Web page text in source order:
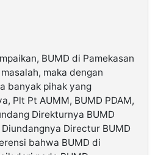
BUMD di Pamekasan
maka dengan
banyak pihak yang
Plt Pt AUMM, BUMD PDAM,
Direkturnya BUMD
Directur BUMD
bahwa BUMD di